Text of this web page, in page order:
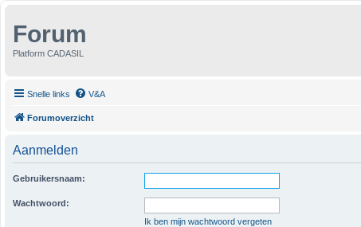
Forum
Platform CADASIL
Snelle links V&A
Forumoverzicht
Aanmelden
Gebruikersnaam:
Wachtwoord:
Ik ben mijn wachtwoord vergeten